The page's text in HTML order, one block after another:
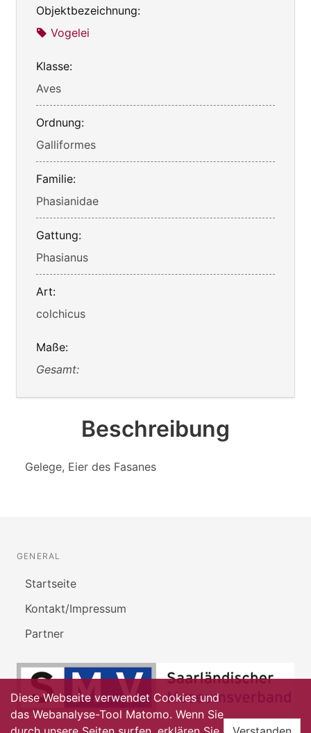
Objektbezeichnung:
Vogelei
Klasse:
Aves
Ordnung:
Galliformes
Familie:
Phasianidae
Gattung:
Phasianus
Art:
colchicus
Maße:
Gesamt:
Beschreibung
Gelege, Eier des Fasanes
GENERAL
Startseite
Kontakt/Impressum
Partner
Diese Webseite verwendet Cookies und
das Webanalyse-Tool Matomo. Wenn Sie